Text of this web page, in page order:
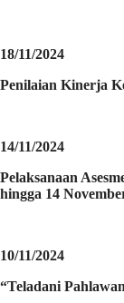
18/11/2024
Penilaian Kinerja
14/11/2024
Pelaksanaan
hingga 14
10/11/2024
“Teladani